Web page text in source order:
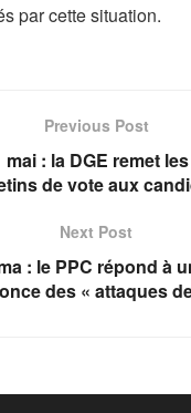
par cette situation.
Previous Post
: la DGE remet
de vote aux
Next Post
: le PPC répond à
des « attaques